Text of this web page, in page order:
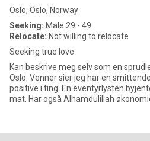
Oslo, Oslo, Norway
Seeking: Male 29 - 49
Relocate: Not willing to relocate
Seeking true love
Kan beskrive meg selv som en
Oslo. Venner sier jeg har en
positive i ting. En eventyrlysten byjente som elsker natur og god
mat. Har også Alhamdulillah